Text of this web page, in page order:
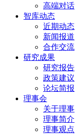
高端对话
智库动态
近期动态
新闻报道
合作交流
研究成果
研究报告
政策建议
论坛简报
理事会
关于理事
理事简介
理事观点